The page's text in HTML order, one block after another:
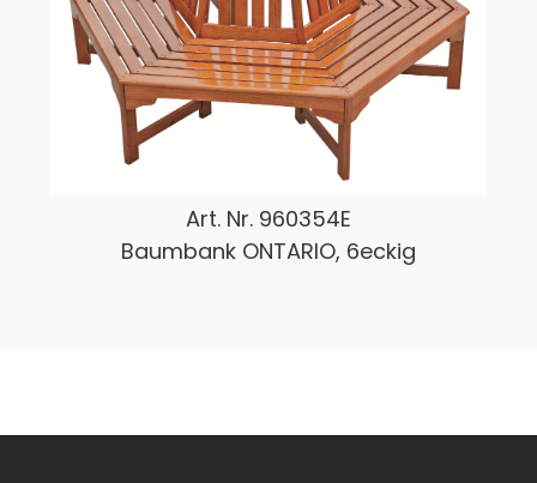
Art. Nr. 960354E
Baumbank ONTARIO, 6eckig